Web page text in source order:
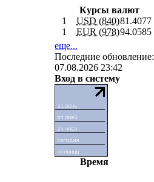
Курсы валют
1
USD (840)81.4077
1
EUR (978)94.0585
еще...
Последние обновление:
07.08.2026 23:42
Вход в систему
Время